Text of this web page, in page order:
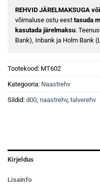
REHVID JÄRELMAKSUGA
võimaluse ostu eest tasuda
kasutada järelmaksu.
Bank), Inbank ja Holm Bank
Tootekood: MT602
Kategooria: Naastrehv
Sildid: d00, naastrehv, talverehv
Kirjeldus
Lisainfo